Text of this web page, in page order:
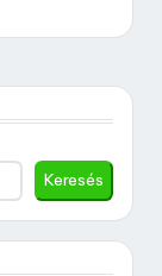
Keresés